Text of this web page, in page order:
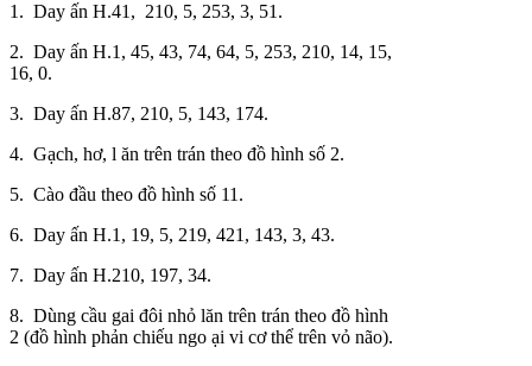
1. Day ấn H.41, 210, 5, 253, 3, 51.
2. Day ấn H.1, 45, 43, 74, 64, 5, 253, 210, 14, 15,
16, 0.
3. Day ấn H.87, 210, 5, 143, 174.
4. Gạch, hơ, l ăn trên trán theo đồ hình số 2.
5. Cào đầu theo đồ hình số 11.
6. Day ấn H.1, 19, 5, 219, 421, 143, 3, 43.
7. Day ấn H.210, 197, 34.
8. Dùng cầu gai đôi nhỏ lăn trên trán theo đồ hình
2 (đồ hình phản chiếu ngo ại vi cơ thể trên vỏ não).